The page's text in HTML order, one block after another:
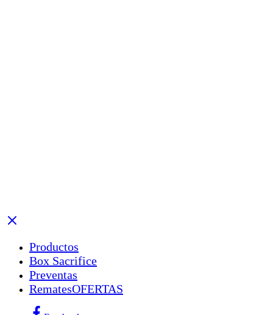
Productos
Box Sacrifice
Preventas
RematesOFERTAS